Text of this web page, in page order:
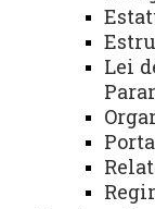
Lei
de Toledo
Área:
Toledo